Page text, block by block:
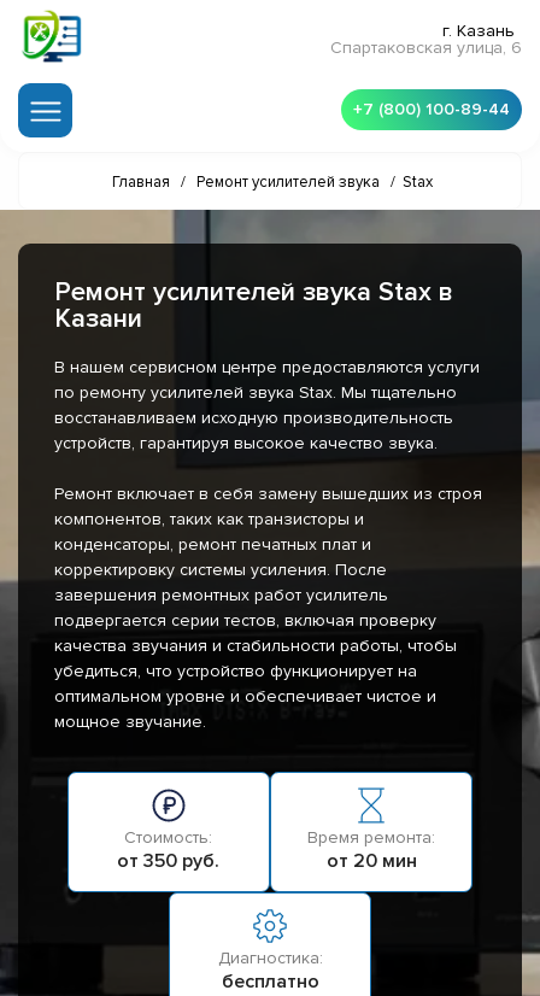
г. Казань
Спартаковская улица, 6
+7 (800) 100-89-44
Главная / Ремонт усилителей звука / Stax
Ремонт усилителей звука Stax в
Казани
В нашем сервисном центре предоставляются услуги
по ремонту усилителей звука Stax. Мы тщательно
восстанавливаем исходную производительность
устройств, гарантируя высокое качество звука.
Ремонт включает в себя замену вышедших из строя
компонентов, таких как транзисторы и
конденсаторы, ремонт печатных плат и
корректировку системы усиления. После
завершения ремонтных работ усилитель
подвергается серии тестов, включая проверку
качества звучания и стабильности работы, чтобы
убедиться, что устройство функционирует на
оптимальном уровне и обеспечивает чистое и
мощное звучание.
Стоимость:
от 350 руб.
Время ремонта:
от 20 мин
Диагностика:
бесплатно